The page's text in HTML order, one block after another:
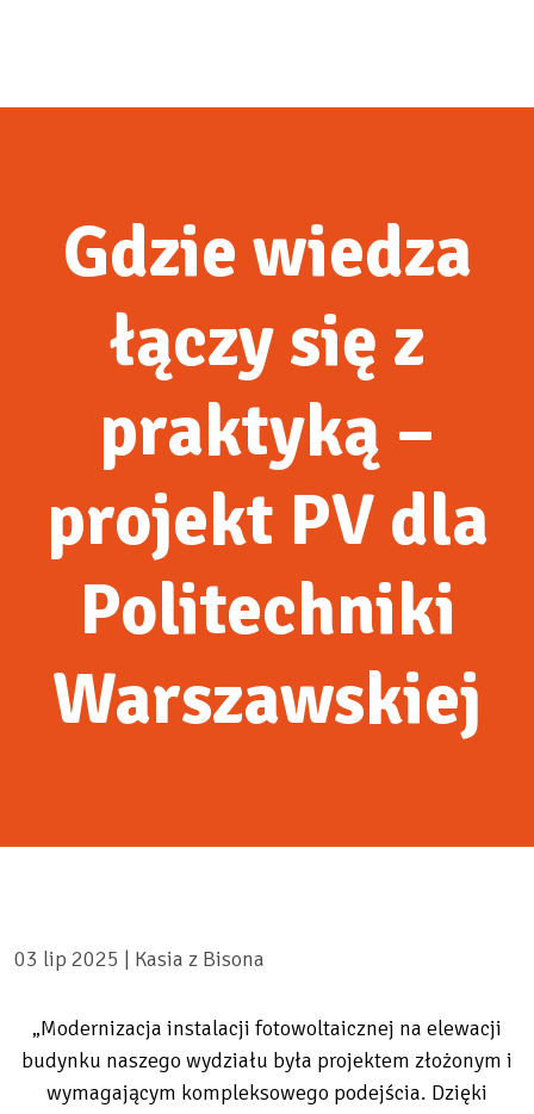
Gdzie wiedza
łączy się z
praktyką –
projekt PV dla
Politechniki
Warszawskiej
03 lip 2025 | Kasia z Bisona
„Modernizacja instalacji fotowoltaicznej na elewacji
budynku naszego wydziału była projektem złożonym i
wymagającym kompleksowego podejścia. Dzięki